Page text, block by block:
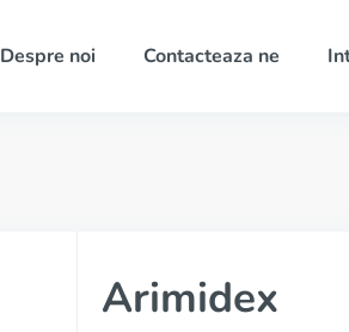
Despre noi Contacteaza ne
Arimidex